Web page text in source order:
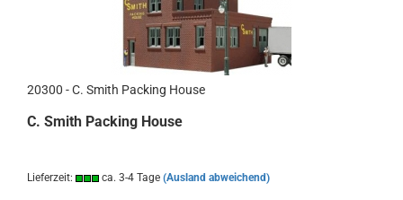
20300 - C. Smith Packing House
C. Smith Packing House
Lieferzeit: ca. 3-4 Tage (Ausland abweichend)